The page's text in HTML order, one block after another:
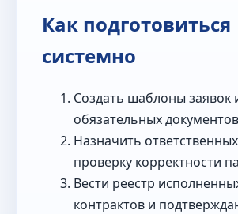
Как подготовиться
системно
Создать шаблоны заявок
обязательных
Назначить
проверку корректности
Вести реестр
контрактов и